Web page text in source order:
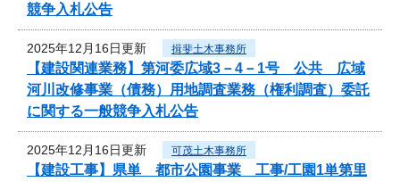
競争入札公告
2025年12月16日更新 揖斐土木事務所
【建設関連業務】第河委広域3－4－1号 公共 広域
河川改修事業（債務）用地調査業務（権利調査）委託
に関する一般競争入札公告
2025年12月16日更新 可茂土木事務所
【建設工事】県単 都市公園事業 工事/工園1単第里